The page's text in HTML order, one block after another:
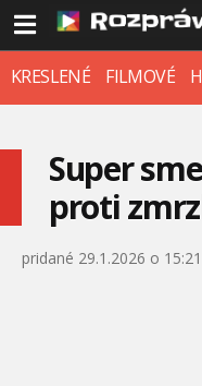
KRESLENÉ FILMOVÉ
Super
proti
pridané 29.1.2026 o